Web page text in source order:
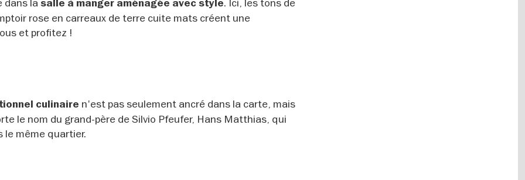
salle à manger aménagée avec style
rose en carreaux de terre cuite mats créent une
et profitez !
culinaire n'est pas seulement ancré dans la carte, mais
le nom du grand-père de Silvio Pfeufer, Hans Matthias, qui
même quartier.